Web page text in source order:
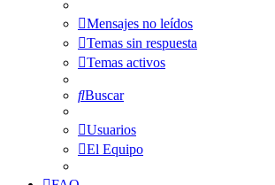
Mensajes no leídos
Temas sin respuesta
Temas activos
Buscar
Usuarios
El Equipo